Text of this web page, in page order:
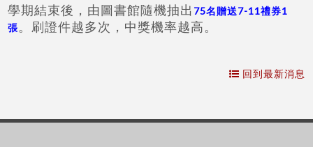
學期結束後，由圖書館隨機抽出 75名贈送7-11禮券1
張。刷證件越多次，中獎機率越高。
回到最新消息